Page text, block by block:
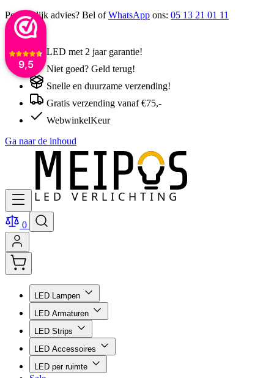
9,5
Persoonlijk advies? Bel ofWhatsApp ons: 05 13 21 01 11
LED met 2 jaar garantie!
Niet goed? Geld terug!
Snelle en duurzame verzending!
Gratis verzending vanaf €75,-
WebwinkelKeur
Ga naar de inhoud
0
LED Lampen
LED Armaturen
LED Strips
LED Accessoires
LED per ruimte